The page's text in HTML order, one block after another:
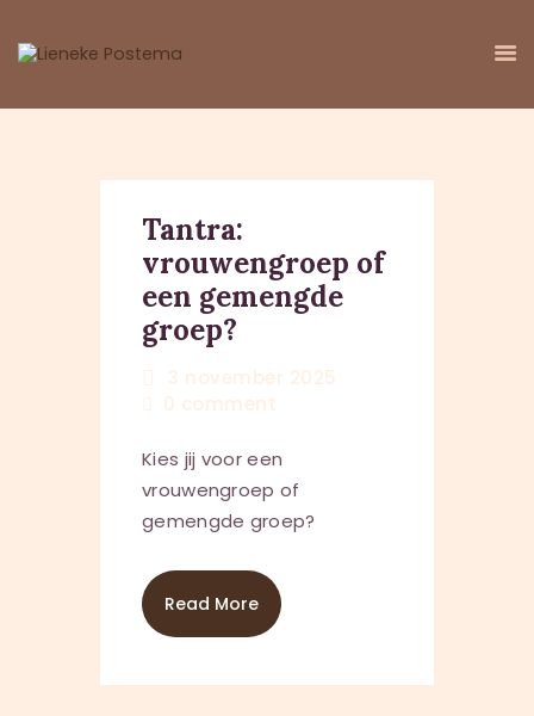
AANBOD
AGENDA
OVER MIJ
KENNISBOOM
CONTACT
Tantra:
vrouwengroep of
een gemengde
groep?
3 november 2025
0 comment
Kies jij voor een
vrouwengroep of
gemengde groep?
Read More